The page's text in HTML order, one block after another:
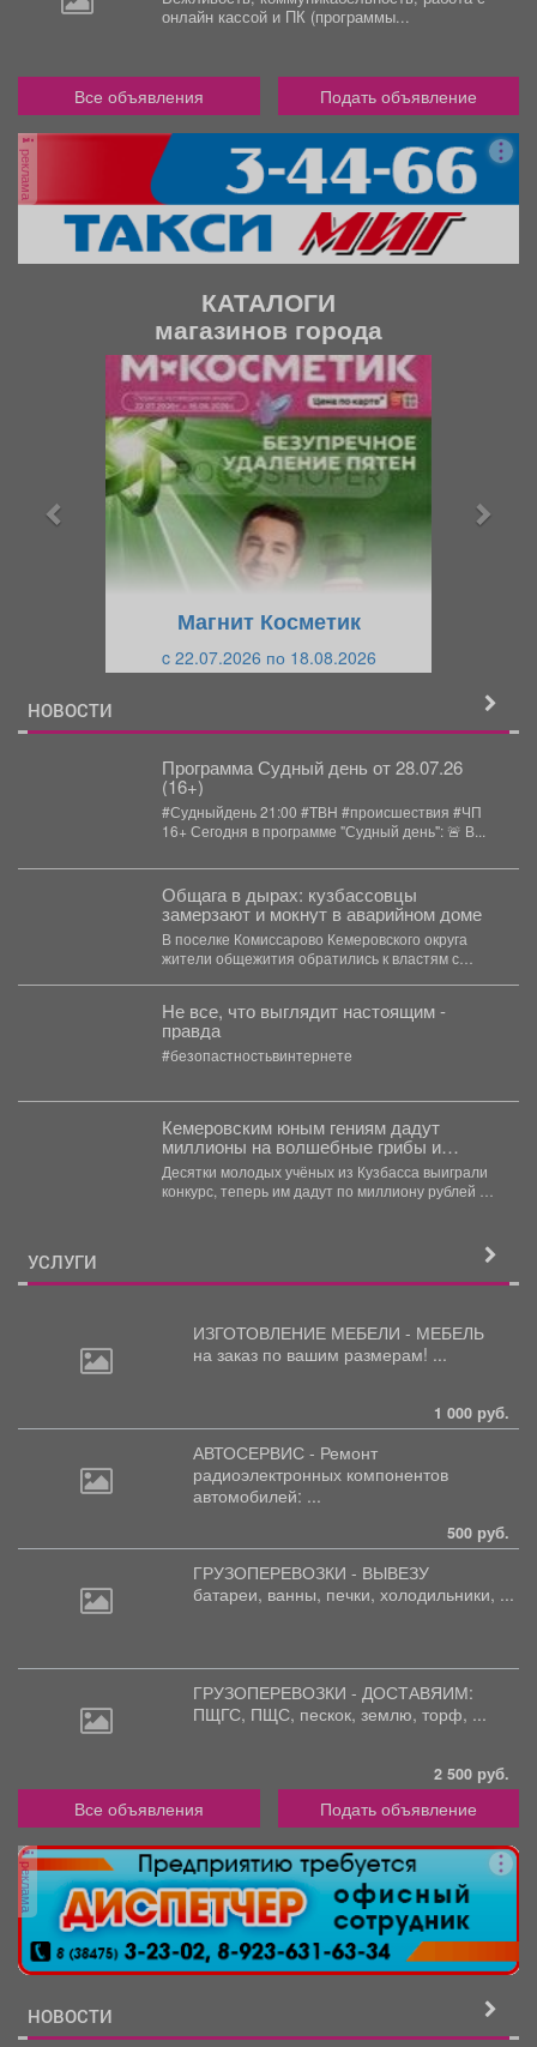
онлайн кассой и ПК (программы...
Все объявления Подать объявление
реклама
КАТАЛОГИ
магазинов города
Магнит Косметик
c 22.07.2026 по 18.08.2026
НОВОСТИ
Программа Судный день от 28.07.26
(16+)
#Судныйдень 21:00 #ТВН #происшествия #ЧП
16+ Сегодня в программе "Судный день": 🚨 В...
Общага в дырах: кузбассовцы
замерзают и мокнут в аварийном доме
В поселке Комиссарово Кемеровского округа
жители общежития обратились к властям с
Не все, что выглядит настоящим -
правда
#безопастностьвинтернете
Кемеровским юным гениям дадут
миллионы на волшебные грибы и
чудных птиц
Десятки молодых учёных из Кузбасса выиграли
конкурс, теперь им дадут по миллиону рублей на
УСЛУГИ
ИЗГОТОВЛЕНИЕ МЕБЕЛИ - МЕБЕЛЬ
на заказ по вашим размерам! ...
1 000 руб.
АВТОСЕРВИС - Ремонт
радиоэлектронных компонентов
автомобилей: ...
500 руб.
ГРУЗОПЕРЕВОЗКИ - ВЫВЕЗУ
батареи, ванны, печки, холодильники, ...
ГРУЗОПЕРЕВОЗКИ - ДОСТАВЯИМ:
ПЩГС, ПЩС, пескок, землю, торф, ...
2 500 руб.
Все объявления Подать объявление
реклама
НОВОСТИ